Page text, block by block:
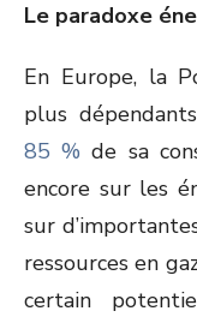
Le paradoxe
En Europe, la
plus
85 % de sa
encore sur les
sur
ressources en
certain